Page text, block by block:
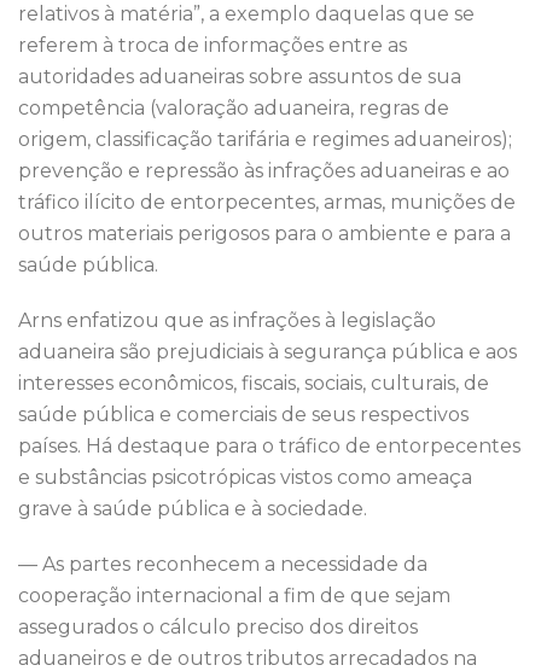
relativos à matéria”, a exemplo daquelas que se
referem à troca de informações entre as
autoridades aduaneiras sobre assuntos de sua
competência (valoração aduaneira, regras de
origem, classificação tarifária e regimes aduaneiros);
prevenção e repressão às infrações aduaneiras e ao
tráfico ilícito de entorpecentes, armas, munições de
outros materiais perigosos para o ambiente e para a
saúde pública.
Arns enfatizou que as infrações à legislação
aduaneira são prejudiciais à segurança pública e aos
interesses econômicos, fiscais, sociais, culturais, de
saúde pública e comerciais de seus respectivos
países. Há destaque para o tráfico de entorpecentes
e substâncias psicotrópicas vistos como ameaça
grave à saúde pública e à sociedade.
— As partes reconhecem a necessidade da
cooperação internacional a fim de que sejam
assegurados o cálculo preciso dos direitos
aduaneiros e de outros tributos arrecadados na